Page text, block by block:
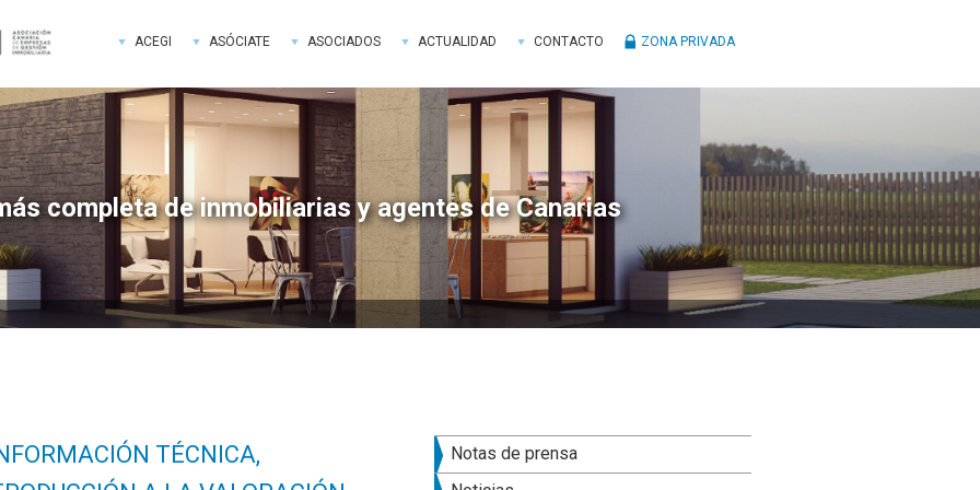
ACEGI ASÓCIATE ASOCIADOS ACTUALIDAD CONTACTO ZONA PRIVADA
completa de inmobiliarias y agentes de Canarias
TÉCNICA,
Barra
Notas de prensa